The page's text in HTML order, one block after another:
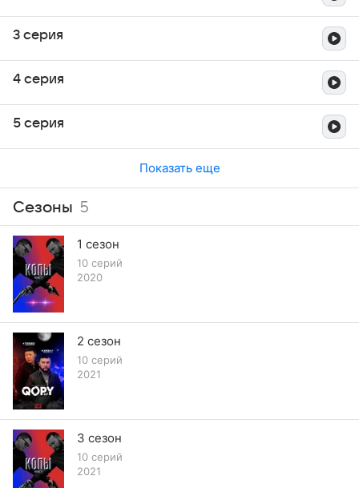
3 серия
4 серия
5 серия
Показать еще
Сезоны 5
1 сезон
10 серий
2020
2 сезон
10 серий
2021
3 сезон
10 серий
2021